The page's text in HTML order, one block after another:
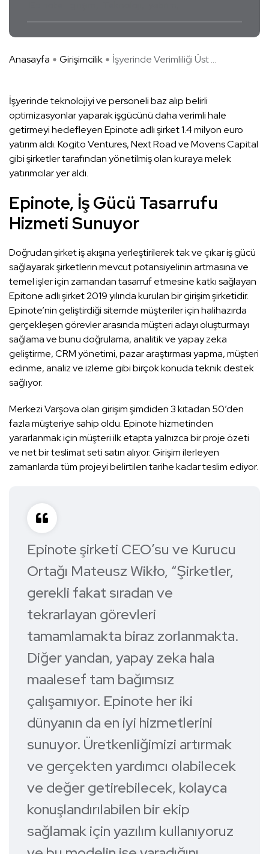
Anasayfa Girişimcilik İşyerinde Verimliliği Üst ...
İşyerinde teknolojiyi ve personeli baz alıp belirli
optimizasyonlar yaparak işgücünü daha verimli hale
getirmeyi hedefleyen Epinote adlı şirket 1.4 milyon euro
yatırım aldı. Kogito Ventures, Next Road ve Movens Capital
gibi şirketler tarafından yönetilmiş olan kuraya melek
yatırımcılar yer aldı.
Epinote, İş Gücü Tasarrufu
Hizmeti Sunuyor
Doğrudan şirket iş akışına yerleştirilerek tak ve çıkar iş gücü
sağlayarak şirketlerin mevcut potansiyelinin artmasına ve
temel işler için zamandan tasarruf etmesine katkı sağlayan
Epitone adlı şirket 2019 yılında kurulan bir girişim şirketidir.
Epinote’nin geliştirdiği sitemde müşteriler için halihazırda
gerçekleşen görevler arasında müşteri adayı oluşturmayı
sağlama ve bunu doğrulama, analitik ve yapay zeka
geliştirme, CRM yönetimi, pazar araştırması yapma, müşteri
edinme, analiz ve izleme gibi birçok konuda teknik destek
sağlıyor.
Merkezi Varşova olan girişim şimdiden 3 kıtadan 50’den
fazla müşteriye sahip oldu. Epinote hizmetinden
yararlanmak için müşteri ilk etapta yalnızca bir proje özeti
ve net bir teslimat seti satın alıyor. Girişim ilerleyen
zamanlarda tüm projeyi belirtilen tarihe kadar teslim ediyor.
Epinote şirketi CEO’su ve Kurucu
Ortağı Mateusz Wikło, “Şirketler,
gerekli fakat sıradan ve
tekrarlayan görevleri
tamamlamakta biraz zorlanmakta.
Diğer yandan, yapay zeka hala
maalesef tam bağımsız
çalışamıyor. Epinote her iki
dünyanın da en iyi hizmetlerini
sunuyor. Üretkenliğimizi artırmak
ve gerçekten yardımcı olabilecek
ve değer getirebilecek, kolayca
konuşlandırılabilen bir ekip
sağlamak için yazılım kullanıyoruz